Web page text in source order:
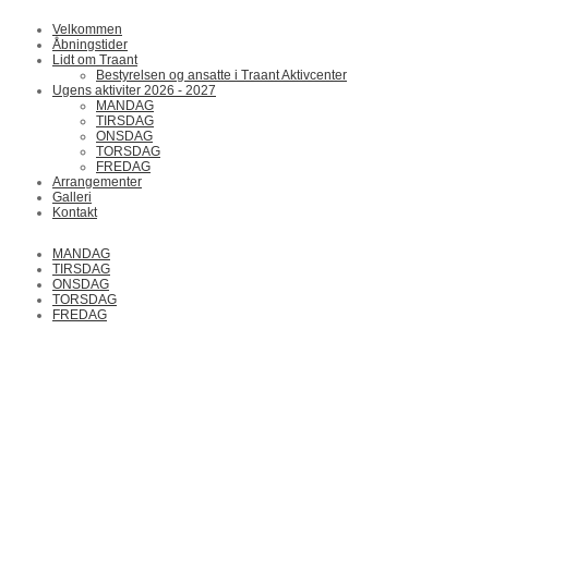
Velkommen
Åbningstider
Lidt om Traant
Bestyrelsen og ansatte i Traant Aktivcenter
Ugens aktiviter 2026 - 2027
MANDAG
TIRSDAG
ONSDAG
TORSDAG
FREDAG
Arrangementer
Galleri
Kontakt
MANDAG
TIRSDAG
ONSDAG
TORSDAG
FREDAG